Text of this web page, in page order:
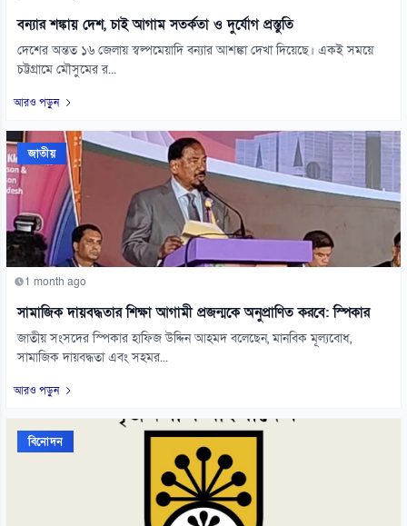
বন্যার শঙ্কায় দেশ, চাই আগাম সতর্কতা ও দুর্যোগ প্রস্তুতি
দেশের অন্তত ১৬ জেলায় স্বল্পমেয়াদি বন্যার আশঙ্কা দেখা দিয়েছে। একই সময়ে
চট্টগ্রামে মৌসুমের র...
আরও পড়ুন
জাতীয়
1 month ago
সামাজিক দায়বদ্ধতার শিক্ষা আগামী প্রজন্মকে অনুপ্রাণিত করবে: স্পিকার
জাতীয় সংসদের স্পিকার হাফিজ উদ্দিন আহমদ বলেছেন, মানবিক মূল্যবোধ,
সামাজিক দায়বদ্ধতা এবং সহমর...
আরও পড়ুন
বিনোদন